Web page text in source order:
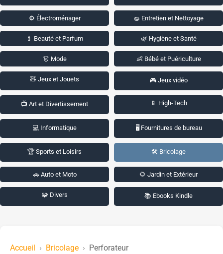
⚙️ Électroménager 🧽 Entretien et Nettoyage
💄 Beauté et Parfum 🌿 Hygiène et Santé
👗 Mode 👶 Bébé et Puériculture
🧸 Jeux et Jouets 🎮 Jeux vidéo
📺 Art et Divertissement 📱 High-Tech
💻 Informatique 🖥️ Fournitures de bureau
🏆 Sports et Loisirs 🛠️ Bricolage
🚗 Auto et Moto 🌻 Jardin et Extérieur
🧩 Divers 📚 Ebooks Kindle
Accueil Bricolage Perforateur